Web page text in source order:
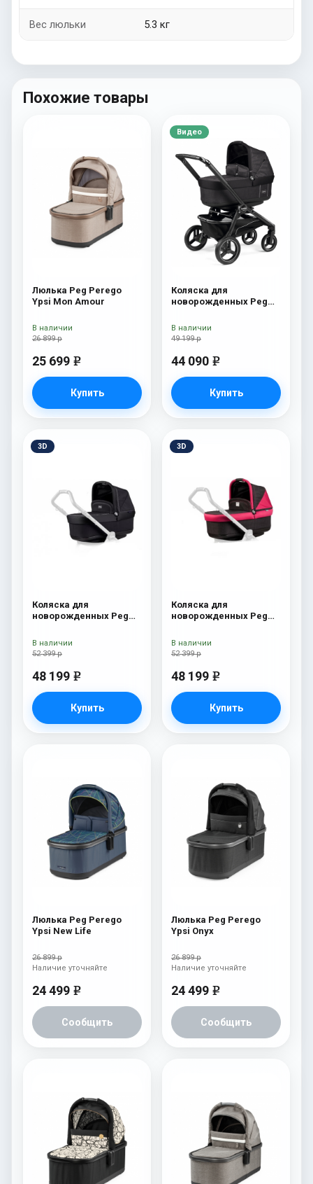
Вес люльки 5.3 кг
Похожие товары
Люлька Peg Perego
Ypsi Mon Amour
26 899 р
25 699 e
Купить
В наличии
Видео
Коляска для
новорожденных Peg
Onyx
49 199 р
44 090 e
Купить
В наличии
3D
Коляска для
новорожденных Peg
Pop-Up) Onyx
52 399 р
48 199 e
Купить
В наличии
3D
Коляска для
новорожденных Peg
Pop-Up) Fleur
52 399 р
48 199 e
Купить
В наличии
Люлька Peg Perego
Ypsi New Life
26 899 р
24 499 e
Сообщить
Наличие уточняйте
Люлька Peg Perego
Ypsi Onyx
26 899 р
24 499 e
Сообщить
Наличие уточняйте